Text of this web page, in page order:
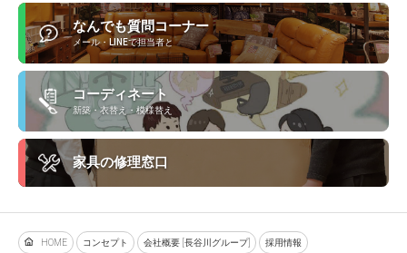
なんでも質問コーナー
メール・LINEで担当者と
コーディネート
新築・衣替え・模様替え
家具の修理窓口
HOME コンセプト 会社概要 [長谷川グループ] 採用情報